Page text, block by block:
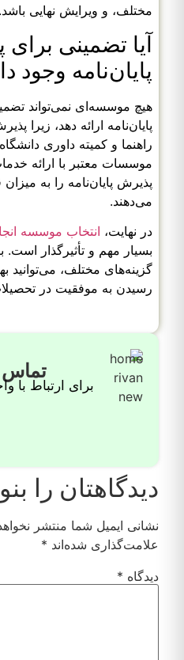
مختلف، و ویرایش نهایی باشد.
آیا تضمینی
پایان‌نامه وجود
هیچ موسسه‌ای نمی‌تواند
پایان‌نامه ارائه دهد، زیرا
راهنما و کمیته داوری
موسسات معتبر با ارائه
پذیرش پایان‌نامه را به
می‌دهند.
در نهایت، انتخاب موسسه
بسیار مهم و تأثیرگذار
گزینه‌های مختلف، می‌توانید
رسیدن به موفقیت در
تماس
برای ارتباط با
دیدگاهتان را
نشانی ایمیل شما منتشر
علامت‌گذاری شده‌اند *
دیدگاه *